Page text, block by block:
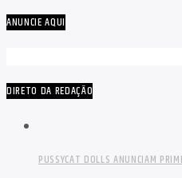
ANUNCIE AQUI
DIRETO DA REDAÇÃO
PUSSYCAT DOLLS ANUNCIAM